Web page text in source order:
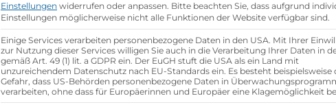
Einstellungen widerrufen oder anpassen. Bitte beachten Sie, dass aufgrund
Einstellungen möglicherweise nicht alle Funktionen der Website verfügbar sind.
Einige Services verarbeiten personenbezogene Daten in den USA. Mit Ihrer
zur Nutzung dieser Services willigen Sie auch in die Verarbeitung Ihrer Daten in
gemäß Art. 49 (1) lit. a GDPR ein. Der EuGH stuft die USA als ein Land mit
unzureichendem Datenschutz nach EU-Standards ein. Es besteht beispielsweise
Gefahr, dass US-Behörden personenbezogene Daten in
verarbeiten, ohne dass für Europäerinnen und Europäer eine Klagemöglichkeit